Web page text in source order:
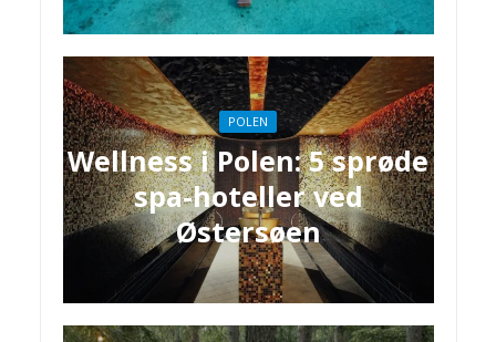
POLEN
Wellness i Polen: 5 sprøde
spa-hoteller ved
Østersøen